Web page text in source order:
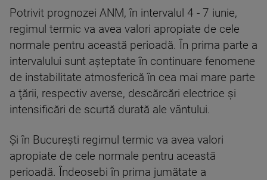
Potrivit prognozei ANM, în intervalul 4 - 7 iunie,
regimul termic va avea valori apropiate de cele
normale pentru această perioadă. În prima parte a
intervalului sunt aşteptate în continuare fenomene
de instabilitate atmosferică în cea mai mare parte
a ţării, respectiv averse, descărcări electrice şi
intensificări de scurtă durată ale vântului.
Şi în Bucureşti regimul termic va avea valori
apropiate de cele normale pentru această
perioadă. Îndeosebi în prima jumătate a